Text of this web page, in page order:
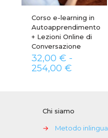
Corso e-learning in
Autoapprendimento
+ Lezioni Online di
Conversazione
32,00 € -
254,00 €
a
254,00 €
Chi siamo
→
Metodo inlingua